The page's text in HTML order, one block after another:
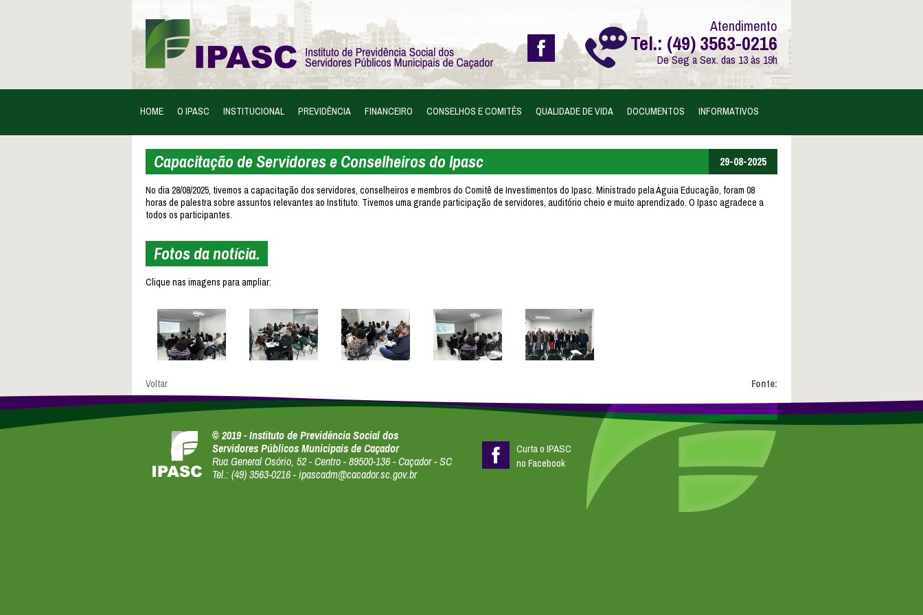
Atendimento
Tel.: (49) 3563-0216
De Seg a Sex. das 13 às 19h
HOME O IPASC INSTITUCIONAL PREVIDÊNCIA FINANCEIRO CONSELHOS E COMITÊS QUALIDADE DE VIDA DOCUMENTOS INFORMATIVOS
Capacitação de Servidores e Conselheiros do Ipasc 29-08-2025
No dia 28/08/2025, tivemos a capacitação dos servidores, conselheiros e membros do Comitê de Investimentos do Ipasc. Ministrado pela Águia Educação, foram 08
horas de palestra sobre assuntos relevantes ao Instituto. Tivemos uma grande participação de servidores, auditório cheio e muito aprendizado. O Ipasc agradece a
todos os participantes.
Fotos da notícia.
Clique nas imagens para ampliar:
Voltar Fonte:
© 2019 - Instituto de Previdência Social dos
Servidores Públicos Municipais de Caçador
Rua General Osório, 52 - Centro - 89500-136 - Caçador - SC
Tel.: (49) 3563-0216 - ipascadm@cacador.sc.gov.br
Curta o IPASC
no Facebook